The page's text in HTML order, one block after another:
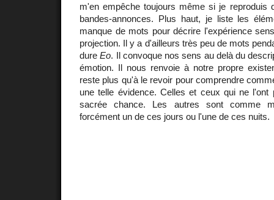
m'en empêche toujours même si je reproduis
bandes-annonces. Plus haut, je liste les
manque de mots pour décrire l'expérience
projection. Il y a d'ailleurs très peu de mots
dureEo. Il convoque nos sens au delà du
émotion. Il nous renvoie à notre propre
reste plus qu'à le revoir pour comprendre
une telle évidence. Celles et ceux qui ne
sacrée chance. Les autres sont comme
forcément un de ces jours ou l'une de ces nuits.